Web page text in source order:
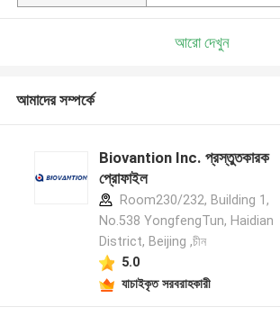
আরো দেখুন
আমাদের সম্পর্কে
Biovantion Inc. প্রস্তুতকারক
প্রোফাইল
Room230/232, Building 1,
No.538 YongfengTun, Haidian
District, Beijing ,চীন
5.0
যাচাইকৃত সরবরাহকারী